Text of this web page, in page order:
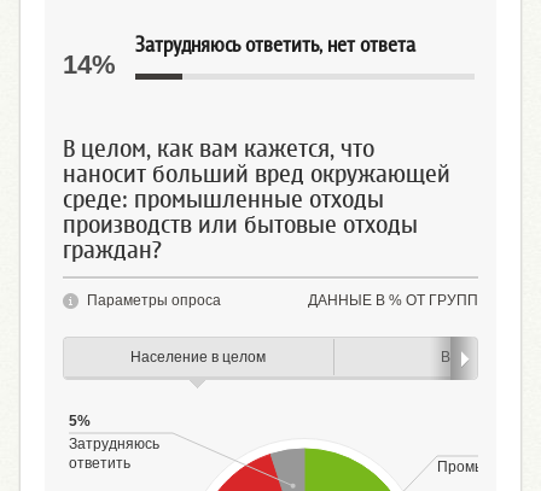
Затрудняюсь ответить, нет ответа
14%
В целом, как вам кажется, что
наносит больший вред окружающей
среде: промышленные отходы
производств или бытовые отходы
граждан?
ДАННЫЕ В % ОТ ГРУПП
Параметры опроса
Население в целом Возраст
5%
Затрудняюсь
ответить